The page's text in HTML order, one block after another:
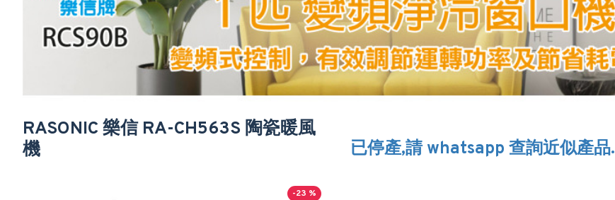
RASONIC 樂信 RA-CH563S 陶瓷暖風
機
-23 %
已停產,請 whatsapp 查詢近似產品.